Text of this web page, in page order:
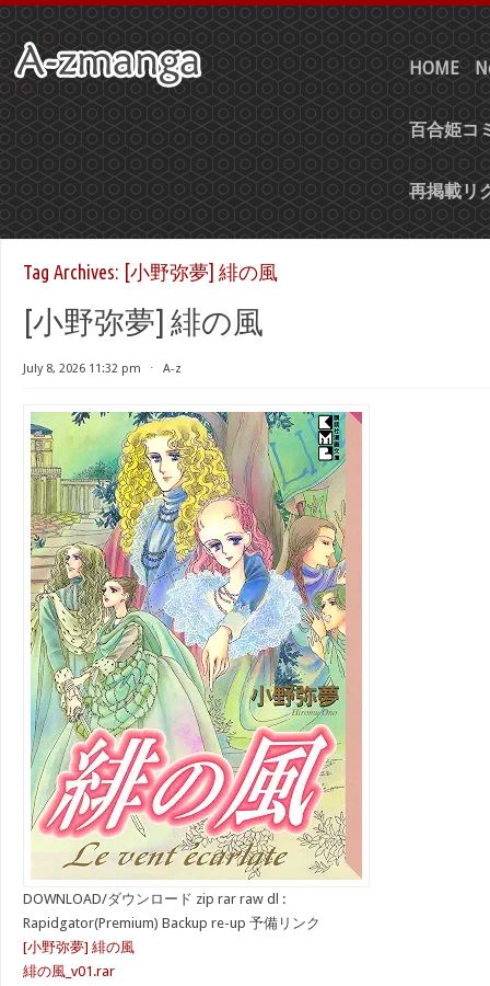
HOME
百合姫コ
再掲載リ
Tag Archives: [小野弥夢] 緋の風
[小野弥夢] 緋の風
July 8, 2026 11:32 pm ⋅ A-z
DOWNLOAD/ダウンロード zip rar raw dl :
Rapidgator(Premium) Backup re-up 予備リンク
[小野弥夢] 緋の風
緋の風_v01.rar